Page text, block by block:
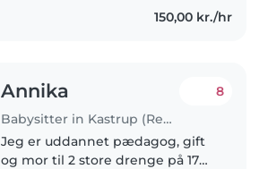
150,00 kr./hr
Annika
Babysitter in Kastrup (Region Hovedstaden)
8
Jeg er uddannet pædagog, gift
og mor til 2 store drenge på 17